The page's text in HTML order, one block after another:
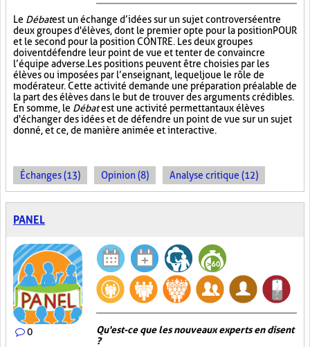
Le Débatest un échange d’idées sur un sujet controversé entre
deux groupes d'élèves, dont le premier opte pour la position POUR
et le second pour la position CONTRE. Les deux groupes
doivent défendre leur point de vue et tenter de convaincre
l’équipe adverse. Les positions peuvent être choisies par les
élèves ou imposées par l’enseignant, lequel joue le rôle de
modérateur. Cette activité demande une préparation préalable de
la part des élèves dans le but de trouver des arguments crédibles.
En somme, le Débatest une activité permettant aux élèves
d'échanger des idées et de défendre un point de vue sur un sujet
donné, et ce, de manière animée et interactive.
Échanges (13) Opinion (8) Analyse critique (12)
PANEL
0
Qu'est-ce que les nouveaux experts en disent
?